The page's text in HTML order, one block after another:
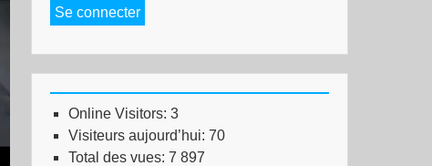
Se connecter
Online Visitors: 3
Visiteurs aujourd’hui: 70
Total des vues: 7 897